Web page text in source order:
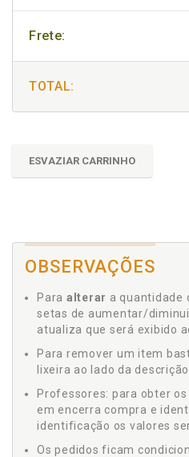
Frete:
TOTAL:
ESVAZIAR CARRINHO
OBSERVAÇÕES
Para alterar a quantidade
setas de aumentar/
atualiza que será exibido
Para remover um item
lixeira ao lado da
Professores: para obter
em encerra compra e
identificação os valores
Os pedidos ficam